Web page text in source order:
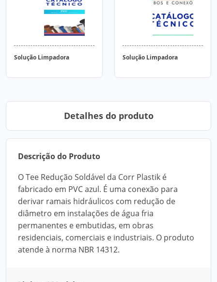
Solução Limpadora Solução Limpadora
Detalhes do produto
Descrição do Produto
O Tee Redução Soldável da Corr Plastik é
fabricado em PVC azul. É uma conexão para
derivar ramais hidráulicos com redução de
diâmetro em instalações de água fria
permanentes e embutidas, em obras
residenciais, comerciais e industriais. O produto
atende à norma NBR 14312.